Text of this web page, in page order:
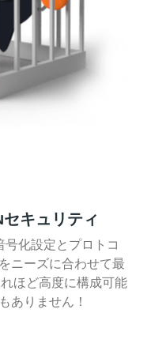
キュリティ
化設定とプロトコ
ニーズに合わせて最
ほど高度に構成可能
ありません！